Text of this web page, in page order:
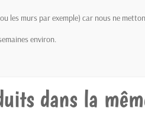
murs par exemple) car nous ne
environ.
dans la